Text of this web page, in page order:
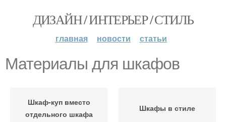
ДИЗАЙН / ИНТЕРЬЕР / СТИЛЬ
главная новости статьи
Материалы для шкафов
Шкаф-куп вместо
отдельного шкафа
Шкафы в стиле